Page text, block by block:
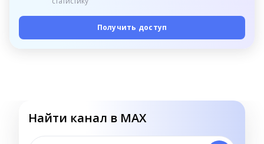
Получить доступ
Найти канал в MAX